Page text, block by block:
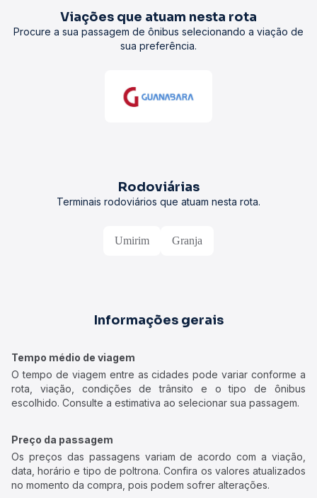
Viações que atuam nesta rota
Procure a sua passagem de ônibus selecionando a viação de
sua preferência.
Rodoviárias
Terminais rodoviários que atuam nesta rota.
Umirim Granja
Informações gerais
Tempo médio de viagem
O tempo de viagem entre as cidades pode variar conforme a
rota, viação, condições de trânsito e o tipo de ônibus
escolhido. Consulte a estimativa ao selecionar sua passagem.
Preço da passagem
Os preços das passagens variam de acordo com a viação,
data, horário e tipo de poltrona. Confira os valores atualizados
no momento da compra, pois podem sofrer alterações.